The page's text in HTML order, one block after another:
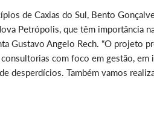
de Caxias do Sul, Bento
Petrópolis, que têm importância
Gustavo Angelo Rech. “O projeto
com foco em gestão, em
desperdícios. Também vamos